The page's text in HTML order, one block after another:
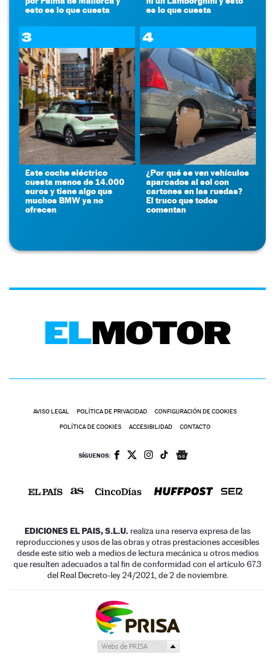
esto es lo que cuesta
es lo que cuesta
3
Este coche eléctrico
cuesta menos de 14.000
euros y tiene algo que
muchos BMW ya no
ofrecen
4
¿Por qué se ven vehículos
aparcados al sol con
cartones en las ruedas?
El truco que todos
comentan
AVISO LEGAL POLÍTICA DE PRIVACIDAD CONFIGURACIÓN DE COOKIES
POLÍTICA DE COOKIES ACCESIBILIDAD CONTACTO
SÍGUENOS:
EDICIONES EL PAIS, S.L.U. realiza una reserva expresa de las
reproducciones y usos de las obras y otras prestaciones accesibles
desde este sitio web a medios de lectura mecánica u otros medios
que resulten adecuados a tal fin de conformidad con el artículo 67.3
del Real Decreto-ley 24/2021, de 2 de noviembre.